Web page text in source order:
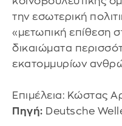
την εσωτερική
«μετωπική επίθεση
δικαιώματα
εκατομμυρίων
Επιμέλεια: Κώστας
Πηγή: Deutsche